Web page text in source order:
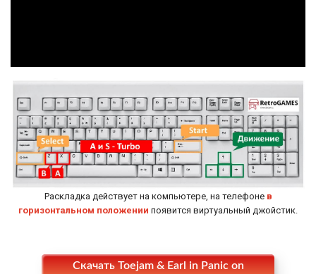
Раскладка действует на компьютере, на телефоне в
горизонтальном положении появится виртуальный джойстик.
Скачать Toejam & Earl in Panic on